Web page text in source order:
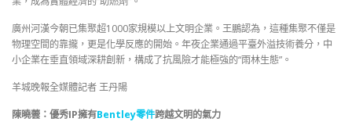
廣州河漢今朝已集聚超1000家規模以上文明企業。王鵬認為，這種集聚不僅是
物理空間的靠攏，更是化學反應的開始。年夜企業通過平臺外溢技術養分，中
小企業在垂直領域深耕創新，構成了抗風險才能極強的“雨林生態”。
羊城晚報全媒體記者 王丹陽
陳曉蕓：優秀IP擁有Bentley零件跨越文明的氣力